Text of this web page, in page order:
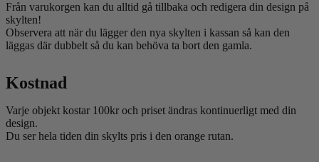
Från varukorgen kan du alltid gå tillbaka och redigera din design på
skylten!
Observera att när du lägger den nya skylten i kassan så kan den
läggas där dubbelt så du kan behöva ta bort den gamla.
Kostnad
Varje objekt kostar 100kr och priset ändras kontinuerligt med din
design.
Du ser hela tiden din skylts pris i den orange rutan.